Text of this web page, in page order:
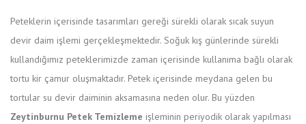
Peteklerin içerisinde tasarımları gereği sürekli olarak sıcak suyun
devir daim işlemi gerçekleşmektedir. Soğuk kış günlerinde sürekli
kullandığımız peteklerimizde zaman içerisinde kullanıma bağlı olarak
tortu kir çamur oluşmaktadır. Petek içerisinde meydana gelen bu
tortular su devir daiminin aksamasına neden olur. Bu yüzden
Zeytinburnu Petek Temizleme işleminin periyodik olarak yapılması